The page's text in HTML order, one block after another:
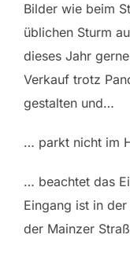
Bilder wie beim
üblichen Sturm
dieses Jahr
Verkauf trotz
gestalten und…
… parkt nicht im
… beachtet das
Eingang ist in
der Mainzer